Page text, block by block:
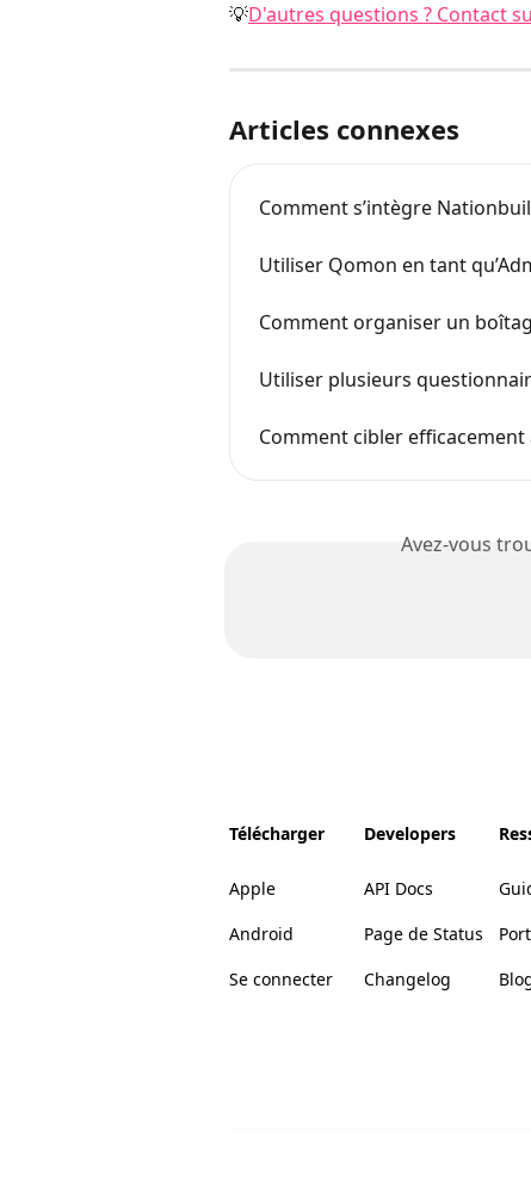
💡D'autres questions ? Contact
Articles connexes
Comment s’intègre
Utiliser Qomon en tant
Comment organiser un
Utiliser plusieurs
Comment cibler efficacement
Avez-vous
Télécharger
Apple
Android
Se connecter
Developers
API Docs
Page de Status
Changelog